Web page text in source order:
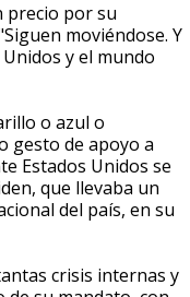
precio por su
moviéndose. Y
y el mundo
o azul o
gesto de apoyo a
Estados Unidos se
que llevaba un
del país, en su
crisis internas y